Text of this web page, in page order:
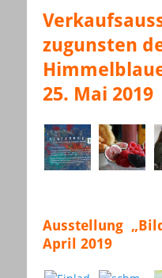
zugunsten
25. Mai 2019
Ausstellung
April 2019